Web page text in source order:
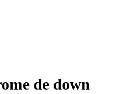
de down